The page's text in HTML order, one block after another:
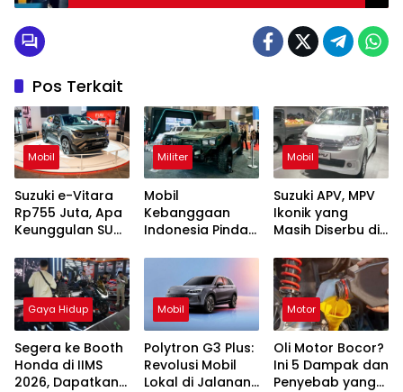
Pos Terkait
Mobil
Suzuki e-Vitara
Rp755 Juta, Apa
Keunggulan SUV
Suzuki?
Militer
Mobil
Kebanggaan
Indonesia Pindad
MV2 Tampil di
IIMS 2026
Mobil
Suzuki APV, MPV
Ikonik yang
Masih Diserbu di
Gaya Hidup
Segera ke Booth
Honda di IIMS
2026, Dapatkan
Mobil
Polytron G3 Plus:
Revolusi Mobil
Lokal di Jalanan
Motor
Oli Motor Bocor?
Ini 5 Dampak dan
Penyebab yang